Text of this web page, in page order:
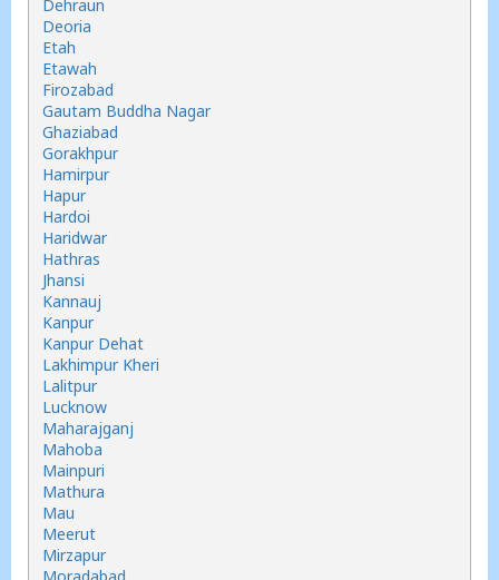
Dehraun
Deoria
Etah
Etawah
Firozabad
Gautam Buddha Nagar
Ghaziabad
Gorakhpur
Hamirpur
Hapur
Hardoi
Haridwar
Hathras
Jhansi
Kannauj
Kanpur
Kanpur Dehat
Lakhimpur Kheri
Lalitpur
Lucknow
Maharajganj
Mahoba
Mainpuri
Mathura
Mau
Meerut
Mirzapur